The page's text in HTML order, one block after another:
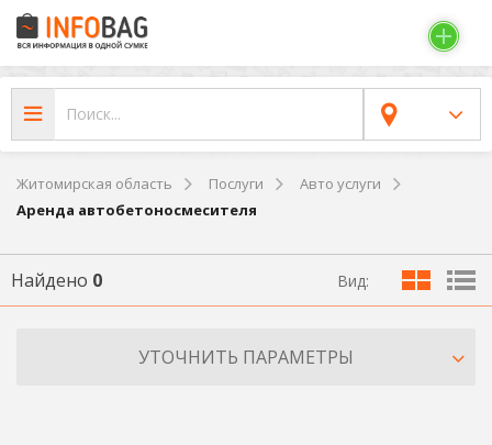
Житомирская область Послуги
Авто услуги
Аренда автобетоносмесителя
Найдено 0 Вид:
УТОЧНИТЬ ПАРАМЕТРЫ